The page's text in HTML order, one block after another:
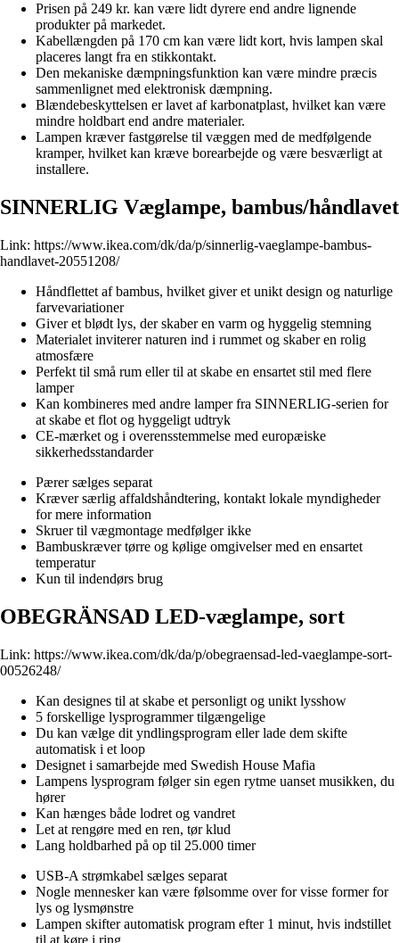
Prisen på 249 kr. kan være lidt dyrere end andre lignende
produkter på markedet.
Kabellængden på 170 cm kan være lidt kort, hvis lampen skal
placeres langt fra en stikkontakt.
Den mekaniske dæmpningsfunktion kan være mindre præcis
sammenlignet med elektronisk dæmpning.
Blændebeskyttelsen er lavet af karbonatplast, hvilket kan være
mindre holdbart end andre materialer.
Lampen kræver fastgørelse til væggen med de medfølgende
kramper, hvilket kan kræve borearbejde og være besværligt at
installere.
SINNERLIG Væglampe, bambus/håndlavet
Link: https://www.ikea.com/dk/da/p/sinnerlig-vaeglampe-bambus-
handlavet-20551208/
Håndflettet af bambus, hvilket giver et unikt design og naturlige
farvevariationer
Giver et blødt lys, der skaber en varm og hyggelig stemning
Materialet inviterer naturen ind i rummet og skaber en rolig
atmosfære
Perfekt til små rum eller til at skabe en ensartet stil med flere
lamper
Kan kombineres med andre lamper fra SINNERLIG-serien for
at skabe et flot og hyggeligt udtryk
CE-mærket og i overensstemmelse med europæiske
sikkerhedsstandarder
Pærer sælges separat
Kræver særlig affaldshåndtering, kontakt lokale myndigheder
for mere information
Skruer til vægmontage medfølger ikke
Bambuskræver tørre og kølige omgivelser med en ensartet
temperatur
Kun til indendørs brug
OBEGRÄNSAD LED-væglampe, sort
Link: https://www.ikea.com/dk/da/p/obegraensad-led-vaeglampe-sort-
00526248/
Kan designes til at skabe et personligt og unikt lysshow
5 forskellige lysprogrammer tilgængelige
Du kan vælge dit yndlingsprogram eller lade dem skifte
automatisk i et loop
Designet i samarbejde med Swedish House Mafia
Lampens lysprogram følger sin egen rytme uanset musikken, du
hører
Kan hænges både lodret og vandret
Let at rengøre med en ren, tør klud
Lang holdbarhed på op til 25.000 timer
USB-A strømkabel sælges separat
Nogle mennesker kan være følsomme over for visse former for
lys og lysmønstre
Lampen skifter automatisk program efter 1 minut, hvis indstillet
til at køre i ring